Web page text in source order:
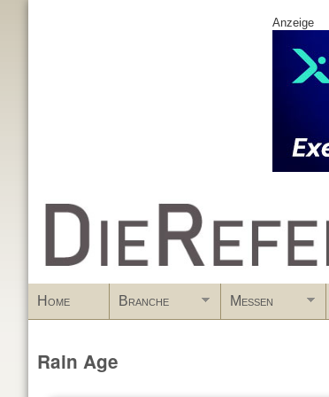
Anzeige
www.DieReferenz.de
Home Branche Messen
Rain Age